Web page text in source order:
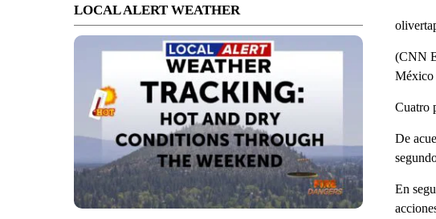
LOCAL ALERT WEATHER
(CNN
México
Cuatro
De
En